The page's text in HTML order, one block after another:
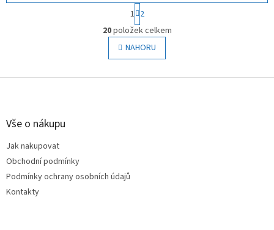
O
v
l
á
S
t
r
á
n
k
v
1 2
20položek celkem
NAHORU
Z
Vše o nákupu
Jak nakupovat
Obchodní podmínky
Podmínky ochrany osobních údajů
Kontakty